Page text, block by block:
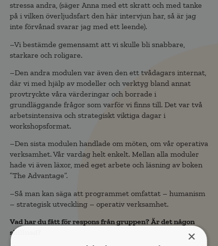
stressa andra, (säger Anna med ett skratt och med tanke
på i vilken överljudsfart den här intervjun har, så är jag
inte förvånad svarar jag med ett leende).
–Vi bestämde gemensamt att vi skulle bli snabbare,
starkare och roligare.
–Den andra modulen var även den ett tvådagars internat,
där vi med hjälp av modeller och verktyg bland annat
provtryckte våra värderingar och borrade i
grundläggande frågor som varför vi finns till. Det var två
arbetsintensiva och strategiskt viktiga dagar i
workshopsformat.
–Den sista modulen handlade om möten, om vår operativa
verksamhet. Vår vardag helt enkelt. Mellan alla moduler
hade vi även läxor, med eget arbete och läsning av boken
”The Advantage”.
–Så man kan säga att programmet omfattat – humanism
– strategisk utveckling – operativ verksamhet.
Vad har du fått för respons från gruppen? Är det någon
skillnad?
×